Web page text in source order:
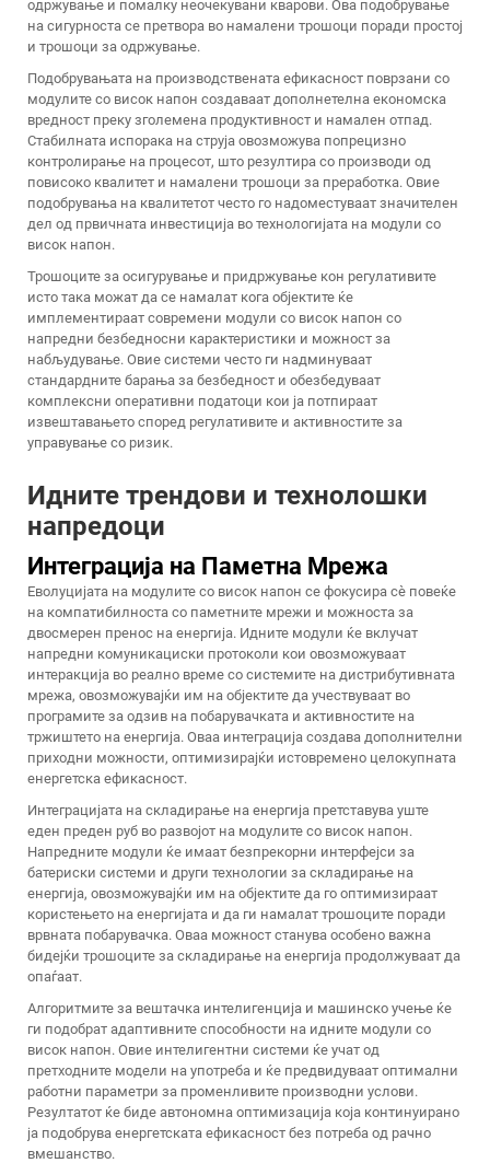
одржување и помалку неочекувани кварови. Ова подобрување
на сигурноста се претвора во намалени трошоци поради простој
и трошоци за одржување.
Подобрувањата на производствената ефикасност поврзани со
модулите со висок напон создаваат дополнетелна економска
вредност преку зголемена продуктивност и намален отпад.
Стабилната испорака на струја овозможува попрецизно
контролирање на процесот, што резултира со производи од
повисоко квалитет и намалени трошоци за преработка. Овие
подобрувања на квалитетот често го надоместуваат значителен
дел од првичната инвестиција во технологијата на модули со
висок напон.
Трошоците за осигурување и придржување кон регулативите
исто така можат да се намалат кога објектите ќе
имплементираат современи модули со висок напон со
напредни безбедносни карактеристики и можност за
набљудување. Овие системи често ги надминуваат
стандардните барања за безбедност и обезбедуваат
комплексни оперативни податоци кои ја потпираат
извештавањето според регулативите и активностите за
управување со ризик.
Идните трендови и технолошки
напредоци
Интеграција на Паметна Мрежа
Еволуцијата на модулите со висок напон се фокусира сè повеќе
на компатибилноста со паметните мрежи и можноста за
двосмерен пренос на енергија. Идните модули ќе вклучат
напредни комуникациски протоколи кои овозможуваат
интеракција во реално време со системите на дистрибутивната
мрежа, овозможувајќи им на објектите да учествуваат во
програмите за одзив на побарувачката и активностите на
тржиштето на енергија. Оваа интеграција создава дополнителни
приходни можности, оптимизирајќи истовремено целокупната
енергетска ефикасност.
Интеграцијата на складирање на енергија претставува уште
еден преден руб во развојот на модулите со висок напон.
Напредните модули ќе имаат безпрекорни интерфејси за
батериски системи и други технологии за складирање на
енергија, овозможувајќи им на објектите да го оптимизираат
користењето на енергијата и да ги намалат трошоците поради
врвната побарувачка. Оваа можност станува особено важна
бидејќи трошоците за складирање на енергија продолжуваат да
опаѓаат.
Алгоритмите за вештачка интелигенција и машинско учење ќе
ги подобрат адаптивните способности на идните модули со
висок напон. Овие интелигентни системи ќе учат од
претходните модели на употреба и ќе предвидуваат оптимални
работни параметри за променливите производни услови.
Резултатот ќе биде автономна оптимизација која континуирано
ја подобрува енергетската ефикасност без потреба од рачно
вмешанство.